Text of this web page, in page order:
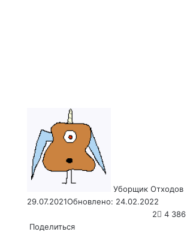
Уборщик Отходов
29.07.2021Обновлено: 24.02.2022
2
4 386
Поделиться